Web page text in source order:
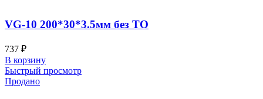
VG-10 200*30*3.5мм без ТО
737 ₽
В корзину
Быстрый просмотр
Продано